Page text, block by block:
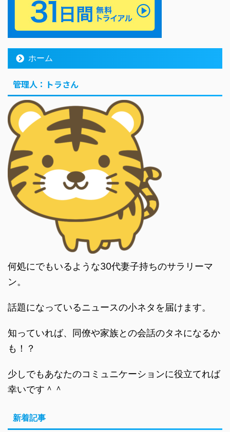
ホーム
管理人：トラさん
何処にでもいるような30代妻子持ちのサラリーマ
ン。
話題になっているニュースの小ネタを届けます。
知っていれば、同僚や家族との会話のタネになるか
も！？
少しでもあなたのコミュニケーションに役立てれば
幸いです＾＾
新着記事